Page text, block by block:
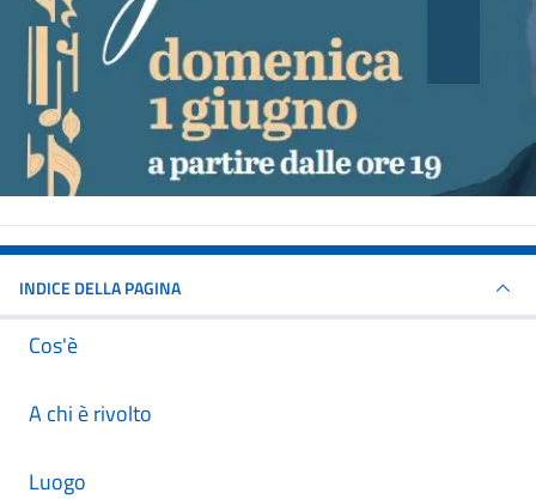
INDICE DELLA PAGINA
Cos'è
A chi è rivolto
Luogo